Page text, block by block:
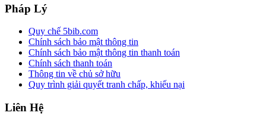
Pháp Lý
Quy chế 5bib.com
Chính sách bảo mật thông tin
Chính sách bảo mật thông tin thanh toán
Chính sách thanh toán
Thông tin về chủ sở hữu
Quy trình giải quyết tranh chấp, khiếu nại
Liên Hệ